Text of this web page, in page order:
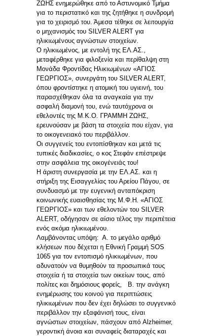
ΖΩΗΣ ενημερώθηκε από το Αστυνομικό Τμήμα
για το περιστατικό και της ζητήθηκε η συνδρομή
για το χειρισμό του. Άμεσα τέθηκε σε λειτουργία
ο μηχανισμός του SILVER ALERT για
ηλικιωμένους αγνώστων στοιχείων.
Ο ηλικιωμένος, με εντολή της ΕΛ.ΑΣ.,
μεταφέρθηκε για φιλοξενία και περίθαλψη στη
Μονάδα Φροντίδας Ηλικιωμένων «ΑΓΙΟΣ
ΓΕΩΡΓΙΟΣ», συνεργάτη του SILVER ALERT,
όπου φροντίστηκε η ατομική του υγιεινή, του
παρασχέθηκαν όλα τα αναγκαία για την
ασφαλή διαμονή του, ενώ ταυτόχρονα οι
εθελοντές της Μ.Κ.Ο. ΓΡΑΜΜΗ ΖΩΗΣ,
ερευνούσαν με βάση τα στοιχεία που είχαν, για
το οικογενειακό του περιβάλλον.
Οι συγγενείς του εντοπίσθηκαν και μετά τις
τυπικές διαδικασίες, ο κος Στεφάν επέστρεψε
στην ασφάλεια της οικογένειάς του!
Η άριστη συνεργασία με την ΕΛ.ΑΣ. και η
στήριξη της Εισαγγελίας του Αρείου Πάγου, σε
συνδυασμό με την ευγενική ανταπόκριση
κοινωνικής ευαισθησίας της Μ.Φ.Η. «ΑΓΙΟΣ
ΓΕΩΡΓΙΟΣ» και των εθελοντών του SILVER
ALERT, οδήγησαν σε αίσιο τέλος την περιπέτεια
ενός ακόμα ηλικιωμένου.
Λαμβάνοντας υπόψη: Α. το μεγάλο αριθμό
κλήσεων που δέχεται η Εθνική Γραμμή SOS
1065 για τον εντοπισμό ηλικιωμένων, που
αδυνατούν να θυμηθούν τα προσωπικά τους
στοιχεία ή τα στοιχεία των οικείων τους, από
πολίτες και δημόσιους φορείς, Β. την ανάγκη
ενημέρωσης του κοινού για περιπτώσεις
ηλικιωμένων που δεν έχει δηλώσει το συγγενικό
περιβάλλον την εξαφάνισή τους, είναι
αγνώστων στοιχείων, πάσχουν από Alzheimer,
γεροντική άνοια και συναφείς διαταραχές και